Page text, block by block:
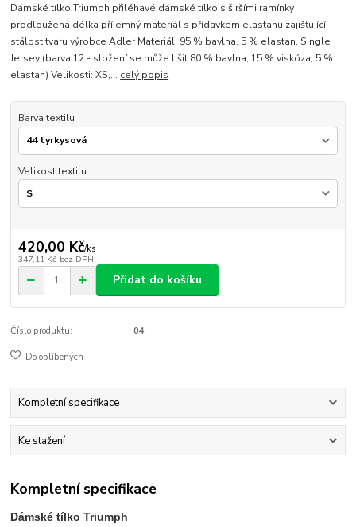
Dámské tílko Triumph přiléhavé dámské tílko s širšími ramínky
prodloužená délka příjemný materiál s přídavkem elastanu zajišťující
stálost tvaru výrobce Adler Materiál: 95 % bavlna, 5 % elastan, Single
Jersey (barva 12 - složení se může lišit 80 % bavlna, 15 % viskóza, 5 %
elastan) Velikosti: XS,... celý popis
Barva textilu
Velikost textilu
420,00 Kč/ks
347,11 Kč bez DPH
Přidat do košíku
Číslo produktu: 04
Do oblíbených
Kompletní specifikace
Ke stažení
Kompletní specifikace
Dámské tílko Triumph